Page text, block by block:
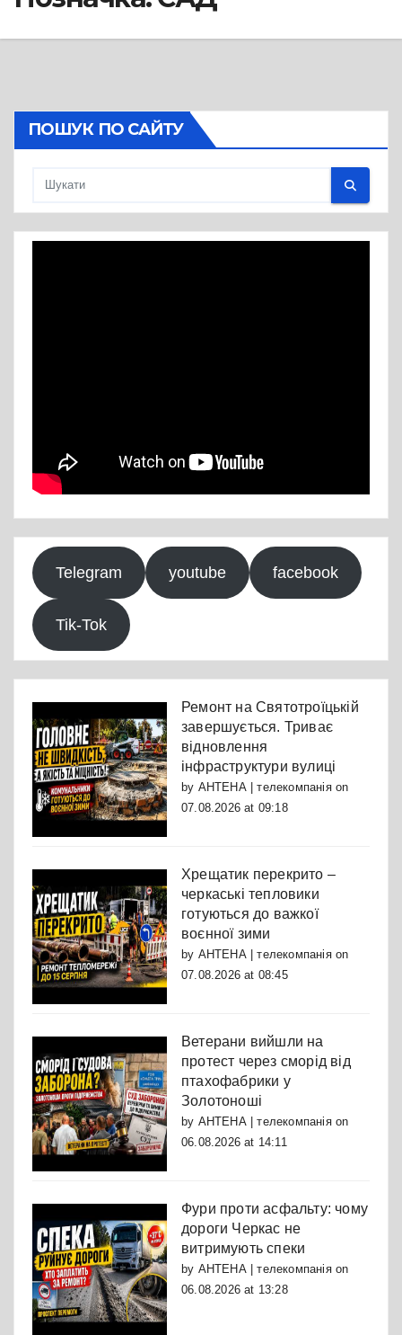
ПОШУК ПО САЙТУ
Telegram youtube facebook
Tik-Tok
Ремонт на Святотроїцькій
завершується. Триває
відновлення
інфраструктури вулиці
by АНТЕНА | телекомпаніяon
07.08.2026 at 09:18
Хрещатик перекрито –
черкаські тепловики
готуються до важкої
воєнної зими
by АНТЕНА | телекомпаніяon
07.08.2026 at 08:45
Ветерани вийшли на
протест через сморід від
птахофабрики у
Золотоноші
by АНТЕНА | телекомпаніяon
06.08.2026 at 14:11
Фури проти асфальту: чому
дороги Черкас не
витримують спеки
by АНТЕНА | телекомпаніяon
06.08.2026 at 13:28